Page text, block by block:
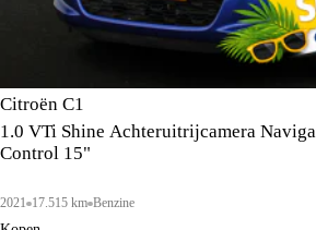
Citroën C1
1.0 VTi Shine Achteruitrijcamera
Control 15"
2021 17.515 km Benzine